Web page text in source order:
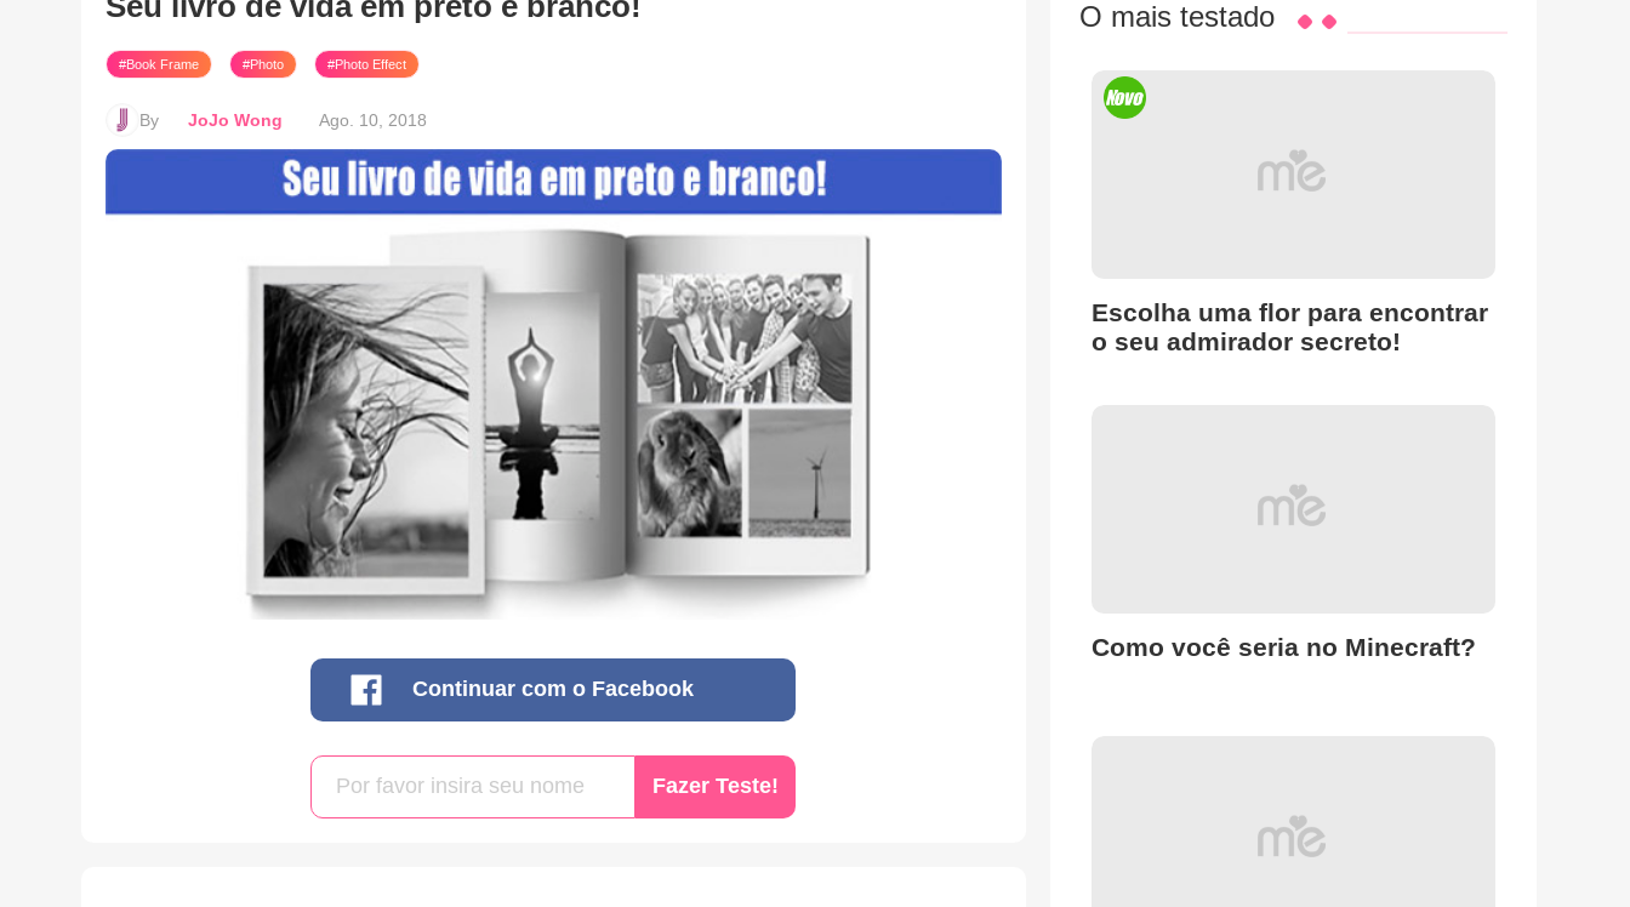
#Book Frame #Photo #Photo Effect
By JoJo Wong Ago. 10, 2018
Continuar com o Facebook
Fazer Teste!
O mais testado
Escolha uma flor para encontrar
o seu admirador secreto!
Como você seria no Minecraft?